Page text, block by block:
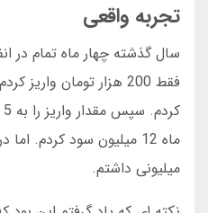
تجربه واقعی
سال گذشته چهار ماه تمام در
میلیونی داشتم.